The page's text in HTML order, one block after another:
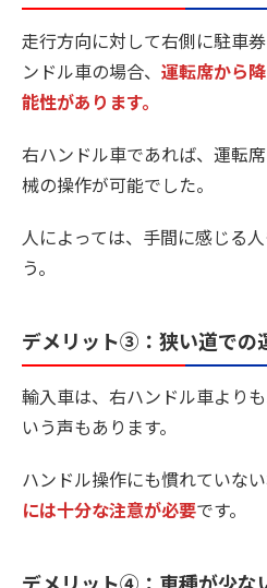
走行方向に対して右側に駐車
ンドル車の場合、 運転席から
能性があります。
右ハンドル車であれば、運転
械の操作が可能でした。
人によっては、手間に感じる
う。
デメリット③： 狭い道での
輸入車は、右ハンドル車より
いう声もあります。
ハンドル操作にも慣れていない
には十分な注意が必要です。